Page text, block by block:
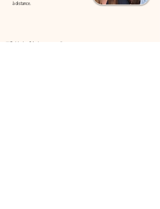
à distance.
💡 Petit budget ? Aménagez votre pièce vous-